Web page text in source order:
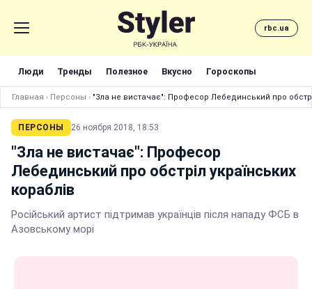
rbc.ua
Люди Тренды Полезное Вкусно Гороскопы
Главная › Персоны › "Зла не вистачає": Професор Лебединський про
ПЕРСОНЫ 26 ноября 2018, 18:53
"Зла не вистачає": Професор
Лебединський про обстріл українських
кораблів
Російський артист підтримав українців після нападу ФСБ в
Азовському морі